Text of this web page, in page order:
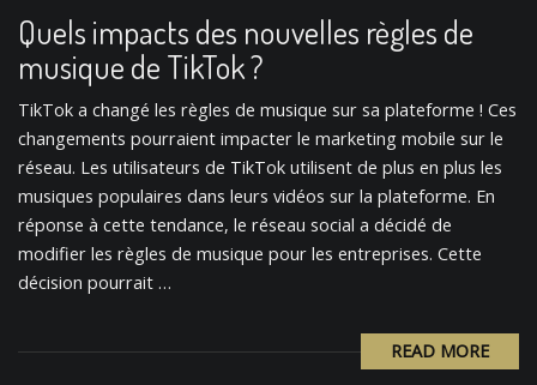
Quels impacts des nouvelles règles de
musique de TikTok ?
TikTok a changé les règles de musique sur sa plateforme ! Ces
changements pourraient impacter le marketing mobile sur le
réseau. Les utilisateurs de TikTok utilisent de plus en plus les
musiques populaires dans leurs vidéos sur la plateforme. En
réponse à cette tendance, le réseau social a décidé de
modifier les règles de musique pour les entreprises. Cette
décision pourrait …
READ MORE